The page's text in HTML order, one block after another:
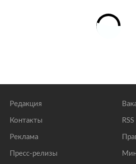
Редакция
Контакты
Реклама
Пресс-релизы
RSS